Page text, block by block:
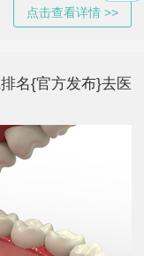
点击查看详情 >>
名{官方发布}去医